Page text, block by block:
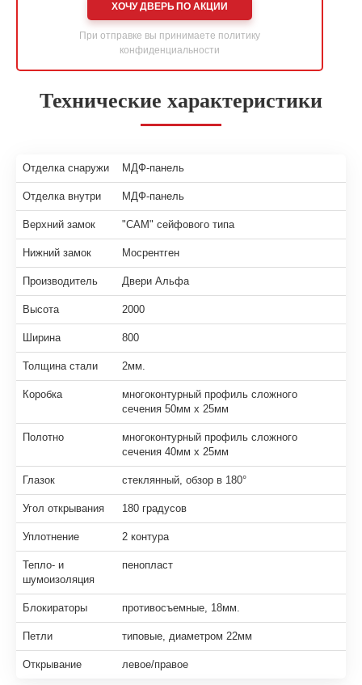
ХОЧУ ДВЕРЬ ПО АКЦИИ
При отправке вы принимаете политику
конфиденциальности
Технические характеристики
Отделка снаружи МДФ-панель
Отделка внутри МДФ-панель
Верхний замок "САМ" сейфового типа
Нижний замок Мосрентген
Производитель Двери Альфа
Высота 2000
Ширина 800
Толщина стали 2мм.
Коробка
многоконтурный профиль сложного
сечения 50мм х 25мм
Полотно
многоконтурный профиль сложного
сечения 40мм х 25мм
Глазок стеклянный, обзор в 180°
Угол открывания 180 градусов
Уплотнение 2 контура
Тепло- и
шумоизоляция
пенопласт
Блокираторы противосъемные, 18мм.
Петли типовые, диаметром 22мм
Открывание левое/правое